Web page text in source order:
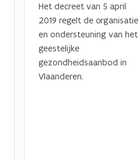
Het decreet van 5 april
2019 regelt de organisatie
en ondersteuning van het
geestelijke
gezondheidsaanbod in
Vlaanderen.